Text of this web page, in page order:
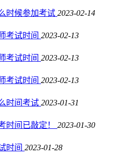
时候参加考试 2023-02-14
考试时间 2023-02-13
考试时间 2023-02-13
考试时间 2023-02-13
时间考试 2023-01-31
时间已敲定！ 2023-01-30
时间 2023-01-28